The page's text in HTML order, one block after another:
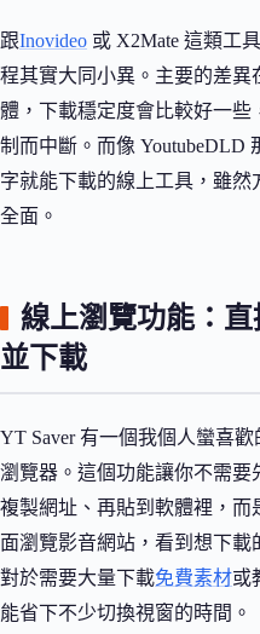
跟Inovideo 或 X2Mate 這類工
程其實大同小異。主要的差異
體，下載穩定度會比較好一些
制而中斷。而像 YoutubeDLD
字就能下載的線上工具，雖然
全面。
線上瀏覽功能：
並下載
YT Saver 有一個我個人蠻喜
瀏覽器。這個功能讓你不需要
複製網址、再貼到軟體裡，而
面瀏覽影音網站，看到想下
對於需要大量下載免費素材或
能省下不少切換視窗的時間。